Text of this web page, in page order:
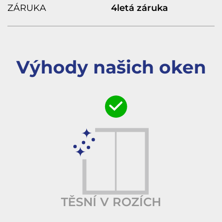
ZÁRUKA 4letá záruka
Výhody našich oken
TĚSNÍ V ROZÍCH